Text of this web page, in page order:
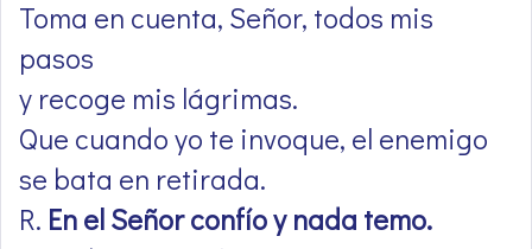
Toma en cuenta, Señor, todos mis
pasos
y recoge mis lágrimas.
Que cuando yo te invoque, el enemigo
se bata en retirada.
R. En el Señor confío y nada temo.